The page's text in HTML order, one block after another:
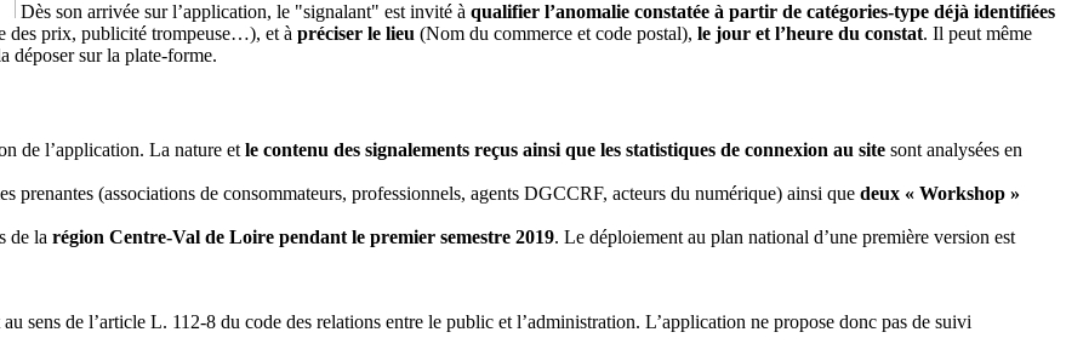
Dès son arrivée sur l’application, le "signalant" est invité à qualifier l’anomalie constatée à partir de catégories-type déjà identifiées
des prix, publicité trompeuse…), et à préciser le lieu (Nom du commerce et code postal), le jour et l’heure du constat. Il peut même
déposer sur la plate-forme.
de l’application. La nature et le contenu des signalements reçus ainsi que les statistiques de connexion au site sont analysées en
prenantes (associations de consommateurs, professionnels, agents DGCCRF, acteurs du numérique) ainsi que deux « Workshop »
de la région Centre-Val de Loire pendant le premier semestre 2019. Le déploiement au plan national d’une première version est
sens de l’article L. 112-8 du code des relations entre le public et l’administration. L’application ne propose donc pas de suivi